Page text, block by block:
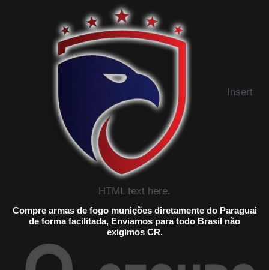
Insert
HTML text here.
Compre armas de fogo munições diretamente do Paraguai
de forma facilitada, Enviamos para todo Brasil não
exigimos CR.